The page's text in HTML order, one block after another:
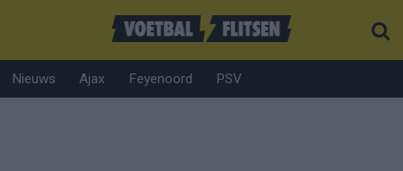
Nieuws Ajax Feyenoord PSV